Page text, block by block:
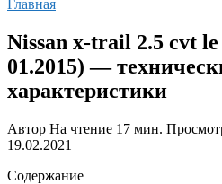
Главная
Nissan x-trail 2.5 cvt
01.2015) —
характеристики
Автор На чтение 17 мин.
19.02.2021
Содержание